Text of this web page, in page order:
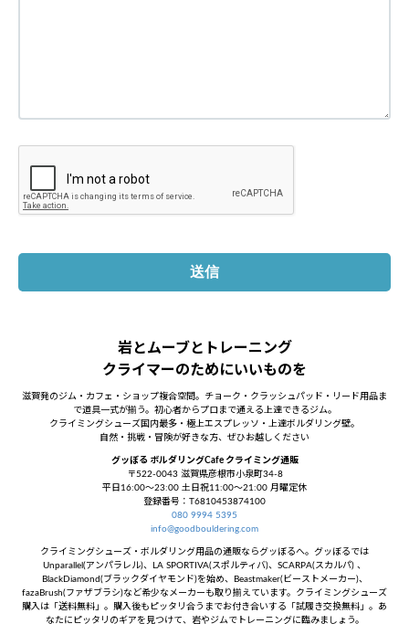
岩とムーブとトレーニング
クライマーのためにいいものを
滋賀発のジム・カフェ・ショップ複合空間。チョーク・クラッシュパッド・リード用品ま
で道具一式が揃う。初心者からプロまで通える上達できるジム。
クライミングシューズ国内最多・極上エスプレッソ・上達ボルダリング壁。
自然・挑戦・冒険が好きな方、ぜひお越しください
グッぼる ボルダリングCafe クライミング通販
〒522-0043 滋賀県彦根市小泉町34-8
平日16:00～23:00 土日祝11:00～21:00 月曜定休
登録番号：T6810453874100
080 9994 5395
info@goodbouldering.com
クライミングシューズ・ボルダリング用品の通販ならグッぼるへ。グッぼるでは
Unparallel(アンパラレル)、LA SPORTIVA(スポルティバ)、SCARPA(スカルパ) 、
BlackDiamond(ブラックダイヤモンド)を始め、Beastmaker(ビーストメーカー)、
fazaBrush(ファザブラシ)など希少なメーカーも取り揃えています。クライミングシューズ
購入は「送料無料」。購入後もピッタリ合うまでお付き合いする「試履き交換無料」。あ
なたにピッタリのギアを見つけて、岩やジムでトレーニングに臨みましょう。